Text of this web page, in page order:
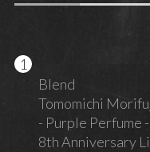
Blend
Tomomichi
- Purple Perfume -
8th Anniversary